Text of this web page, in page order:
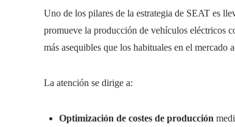
Uno de los pilares de la estrategia de SEAT es
promueve la producción de vehículos eléctricos
más asequibles que los habituales en el mercado
La atención se dirige a:
Optimización de costes de producción